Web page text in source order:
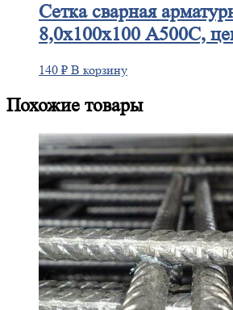
Сеткасварная
8,0х100х100 А500С,
140 ₽ В корзину
Похожие товары